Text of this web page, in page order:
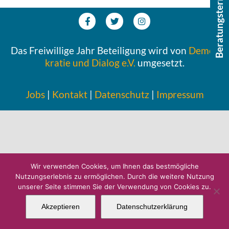
Das Frei­wil­li­ge Jahr Betei­li­gung wird von Demo­
kra­tie und Dialog e.V. umgesetzt.
Jobs| Kontakt| Daten­schutz| Impres­sum
Wir verwenden Cookies, um Ihnen das bestmögliche
Nutzungserlebnis zu ermöglichen. Durch die weitere Nutzung
unserer Seite stimmen Sie der Verwendung von Cookies zu.
Akzeptieren Datenschutzerklärung